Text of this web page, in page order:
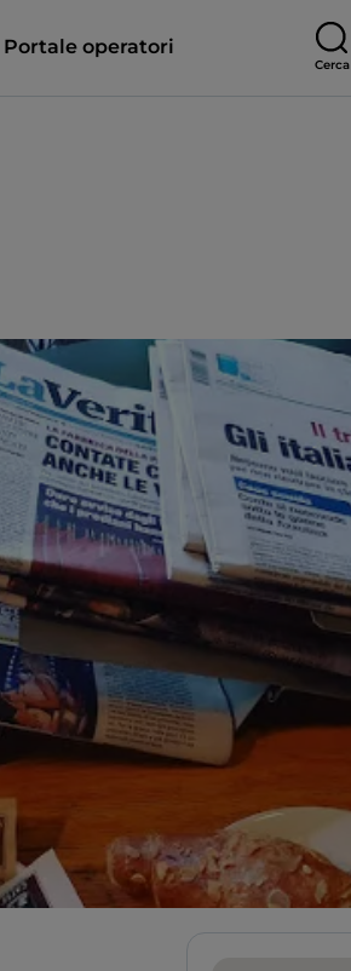
Portale operatori
Cerca